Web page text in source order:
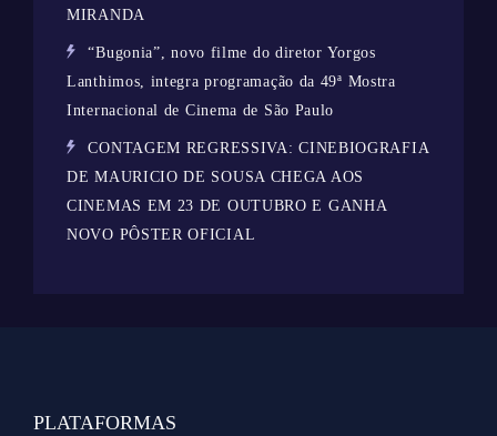
MIRANDA
“Bugonia”, novo filme do diretor Yorgos
Lanthimos, integra programação da 49ª Mostra
Internacional de Cinema de São Paulo
CONTAGEM REGRESSIVA: CINEBIOGRAFIA
DE MAURICIO DE SOUSA CHEGA AOS
CINEMAS EM 23 DE OUTUBRO E GANHA
NOVO PÔSTER OFICIAL
PLATAFORMAS